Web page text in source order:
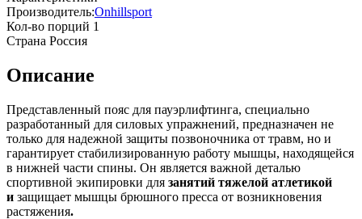
Производитель:Onhillsport
Кол-во порций 1
Страна Россия
Описание
Представленный пояс для пауэрлифтинга, специально
разработанный для силовых упражнений, предназначен не
только для надежной защиты позвоночника от травм, но и
гарантирует стабилизированную работу мышцы, находящейся
в нижней части спины. Он является важной деталью
спортивной экипировки для занятий тяжелой атлетикой
и защищает мышцы брюшного пресса от возникновения
растяжения.